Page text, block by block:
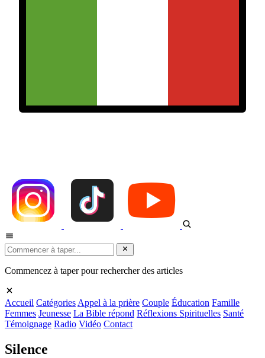
Commencez à taper pour rechercher des articles
Accueil Catégories Appel à la prière Couple Éducation Famille
Femmes Jeunesse La Bible répond Réflexions Spirituelles Santé
Témoignage Radio Vidéo Contact
Silence